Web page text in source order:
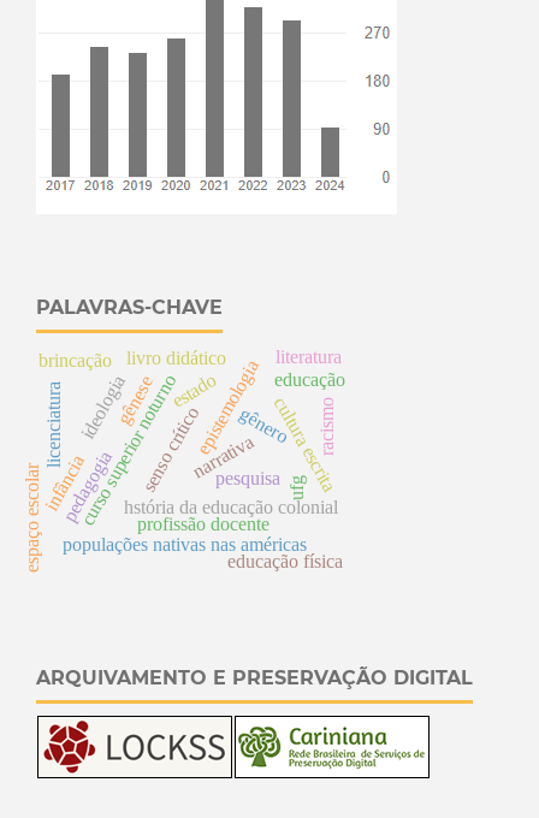
PALAVRAS-CHAVE
narrativa
hstória da educação colonial
cultura escrita
epistemologia
pesquisa
educação
senso crítico
curso superior noturno
pedagogia
livro didático
populações nativas nas américas
gênese
profissão docente
espaço escolar
ideologia estado
ufg
brincação
infância
literatura
educação física
racismo
gênero
licenciatura
ARQUIVAMENTO E PRESERVAÇÃO DIGITAL